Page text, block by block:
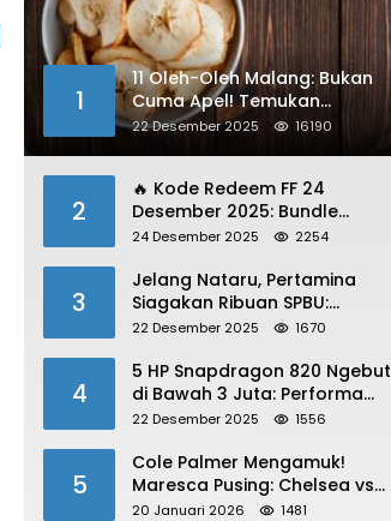
1
11 Oleh-Oleh Malang: Bukan
Cuma Apel! Temukan
Kelezatan Unik yang Wajib
22 Desember 2025 16190
2
🔥 Kode Redeem FF 24
Desember 2025: Bundle
Winterlands & Skin Langka
24 Desember 2025 2254
3
Jelang Nataru, Pertamina
Siagakan Ribuan SPBU:
Antisipasi Lonjakan Konsumsi
22 Desember 2025 1670
4
5 HP Snapdragon 820 Ngebut
di Bawah 3 Juta: Performa
Gahar!
22 Desember 2025 1556
5
Cole Palmer Mengamuk!
Maresca Pusing: Chelsea vs
Bournemouth Jadi Sorotan
20 Januari 2026 1481